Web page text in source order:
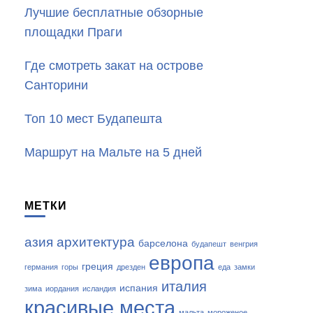
Лучшие бесплатные обзорные
площадки Праги
Где смотреть закат на острове
Санторини
Топ 10 мест Будапешта
Маршрут на Мальте на 5 дней
МЕТКИ
азия архитектура барселона будапешт венгрия
германия горы греция дрезден европа еда замки
зима иордания исландия испания италия
красивые места